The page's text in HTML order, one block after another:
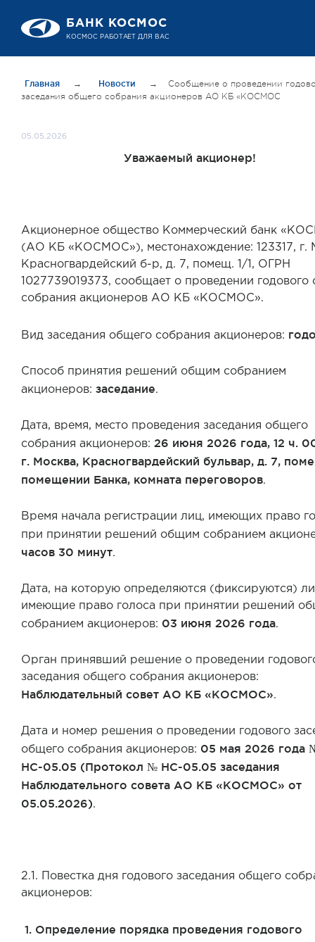
БАНК КОСМОС
Главная → Новости →
Сообщение о проведении
заседания общего собрания акционеров АО КБ «КОСМОС
05.05.2026
Уважаемый акционер!
Акционерное общество Коммерческий банк
(АО КБ «КОСМОС»), местонахождение: 123317, г.
Красногвардейский б-р, д. 7, помещ. 1/1, ОГРН
1027739019373, сообщает о проведении годового
собрания акционеров АО КБ «КОСМОС».
Вид заседания общего собрания акционеров:
Способ принятия решений общим собранием
акционеров: заседание.
Дата, время, место проведения заседания общего
собрания акционеров: 26 июня 2026 года, 12 ч.
г. Москва, Красногвардейский бульвар, д. 7,
помещении Банка, комната переговоров.
Время начала регистрации лиц, имеющих право
при принятии решений общим собранием
часов 30 минут.
Дата, на которую определяются (фиксируются)
имеющие право голоса при принятии решений
собранием акционеров: 03 июня 2026 года.
Орган принявший решение о проведении
заседания общего собрания акционеров:
Наблюдательный совет АО КБ «КОСМОС».
Дата и номер решения о проведении годового
общего собрания акционеров: 05 мая 2026 года
НС-05.05 (Протокол № НС-05.05 заседания
Наблюдательного совета АО КБ «КОСМОС» от
05.05.2026).
2.1. Повестка дня годового заседания общего
акционеров:
1. Определение порядка проведения годового